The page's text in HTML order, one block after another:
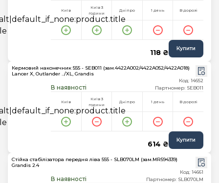
Київ
Київ 3
години
Дніпро 1 день В дорозі
118 ₴ Купити
Кермовий наконечник 555 - SEB011 (зам.4422A002/4422A052/4422A018)
Lancer X, Outlander ../XL, Grandis
В наявності
Код: 14652
Партномер: SEB011
Київ
Київ 3
години
Дніпро 1 день В дорозі
614 ₴ Купити
Стійка стабілізатора передня ліва 555 - SLB070LM (зам.MR594339)
Grandis 2.4
В наявності
Код: 14661
Партномер: SLB070LM